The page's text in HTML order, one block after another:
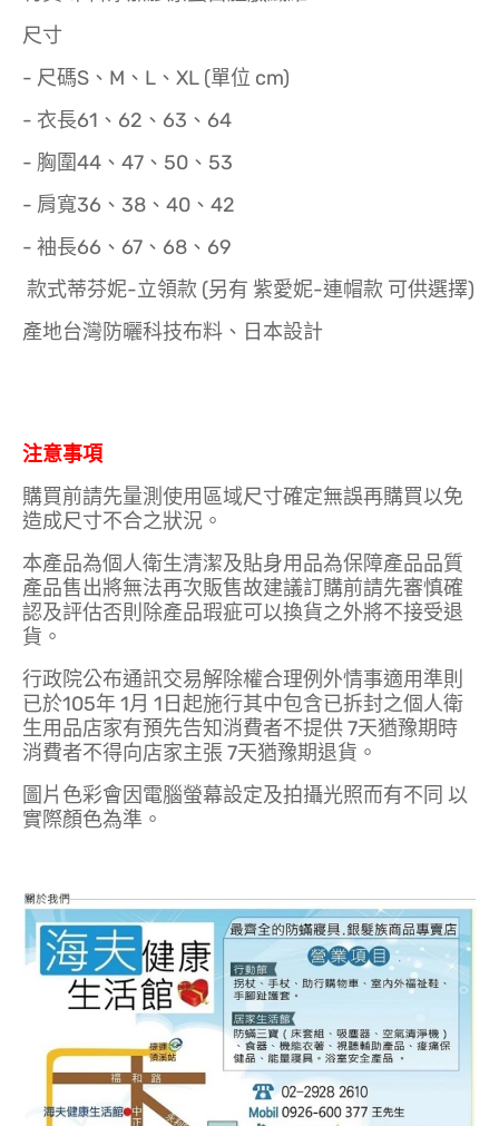
尺寸
- 尺碼S、M、L、XL (單位 cm)
- 衣長61、62、63、64
- 胸圍44、47、50、53
- 肩寬36、38、40、42
- 袖長66、67、68、69
款式蒂芬妮-立領款 (另有 紫愛妮-連帽款 可供選擇)
產地台灣防曬科技布料、日本設計
注意事項
購買前請先量測使用區域尺寸確定無誤再購買以免
造成尺寸不合之狀況。
本產品為個人衛生清潔及貼身用品為保障產品品質
產品售出將無法再次販售故建議訂購前請先審慎確
認及評估否則除產品瑕疵可以換貨之外將不接受退
貨。
行政院公布通訊交易解除權合理例外情事適用準則
已於105年 1月 1日起施行其中包含已拆封之個人衛
生用品店家有預先告知消費者不提供 7天猶豫期時
消費者不得向店家主張 7天猶豫期退貨。
圖片色彩會因電腦螢幕設定及拍攝光照而有不同 以
實際顏色為準。